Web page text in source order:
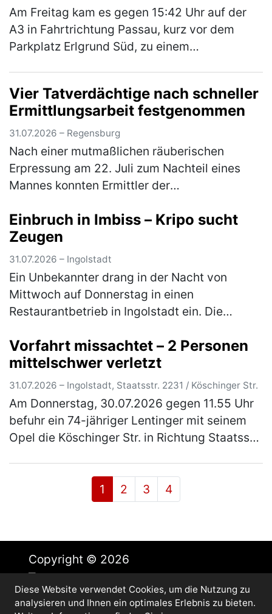
Am Freitag kam es gegen 15:42 Uhr auf der
A3 in Fahrtrichtung Passau, kurz vor dem
Parkplatz Erlgrund Süd, zu einem
(mehr)
Vier Tatverdächtige nach schneller
Ermittlungsarbeit festgenommen
31.07.2026 – Regensburg
Nach einer mutmaßlichen räuberischen
Erpressung am 22. Juli zum Nachteil eines
Mannes konnten Ermittler der
innerhalb weniger Tage vier Tatverdächtige
identifizier…
Einbruch in Imbiss – Kripo sucht
Zeugen
31.07.2026 – Ingolstadt
Ein Unbekannter drang in der Nacht von
Mittwoch auf Donnerstag in einen
Restaurantbetrieb in Ingolstadt ein. Die
übernommen. In der Zeit zwischen Mittw…
(mehr)
Vorfahrt missachtet – 2 Personen
mittelschwer verletzt
31.07.2026 – Ingolstadt, Staatsstr. 2231 / Köschinger Str.
Am Donnerstag, 30.07.2026 gegen 11.55 Uhr
befuhr ein 74-jähriger Lentinger mit seinem
Opel die Köschinger Str. in Richtung Staatsstr.
1
2 3 4
Copyright © 2026
Impressum
Datenschutz
Diese Website verwendet Cookies, um die Nutzung zu
analysieren und Ihnen ein optimales Erlebnis zu bieten.